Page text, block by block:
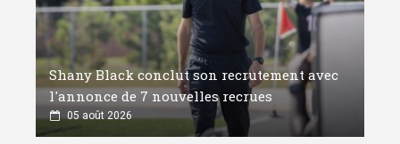
Shany Black conclut son recrutement avec
l'annonce de 7 nouvelles recrues
05 août 2026